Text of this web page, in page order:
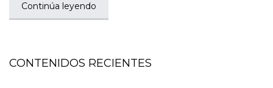
Continúa leyendo
CONTENIDOS RECIENTES